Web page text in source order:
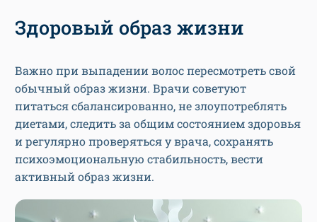
Здоровый образ жизни
Важно при выпадении волос пересмотреть свой
обычный образ жизни. Врачи советуют
питаться сбалансированно, не злоупотреблять
диетами, следить за общим состоянием здоровья
и регулярно проверяться у врача, сохранять
психоэмоциональную стабильность, вести
активный образ жизни.